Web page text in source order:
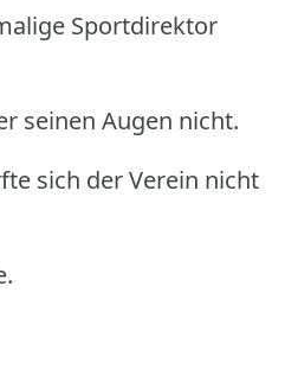
Sportdirektor
seinen Augen nicht.
sich der Verein nicht